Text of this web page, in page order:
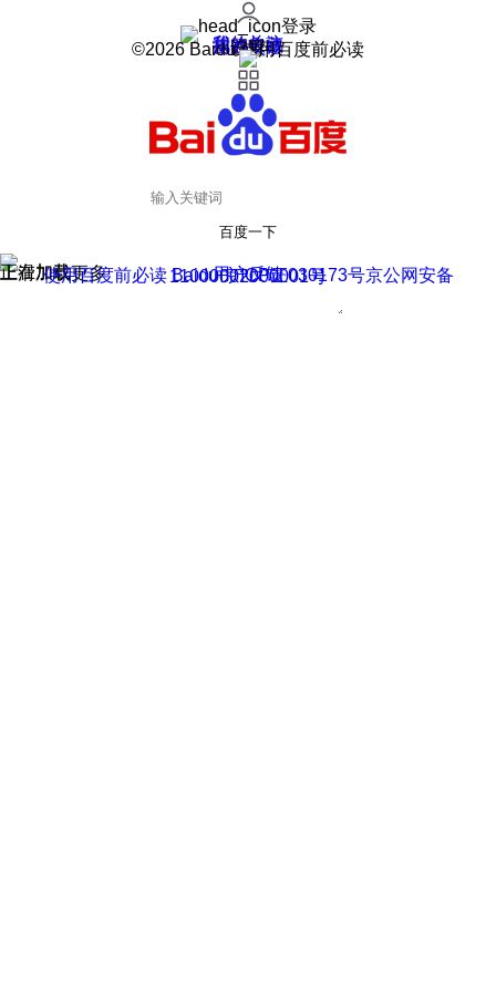
登录
我的关注
我的收藏
皮肤中心
用户反馈
设置
©2026 Baidu 使用百度前必读
百度一下
正在加载
上滑加载更多 用户反馈
使用百度前必读 Baidu 京ICP证030173号
京公网安备11000002000001号